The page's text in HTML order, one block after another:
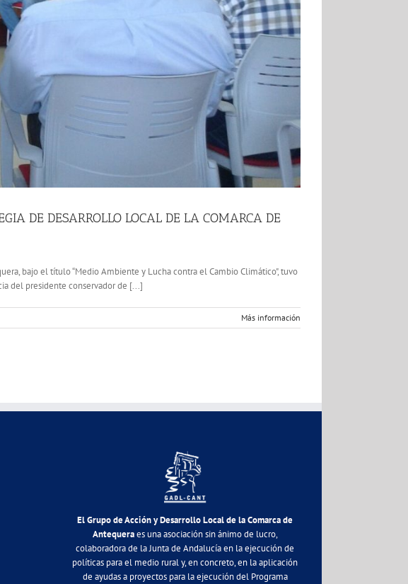
DE DESARROLLO LOCAL DE LA COMARCA DE
bajo el título “Medio Ambiente y Lucha contra el Cambio Climático", tuvo
del presidente conservador de [...]
Más información
El Grupo de Acción y Desarrollo Local de la Comarca de
Antequeraes una asociación sin ánimo de lucro,
colaboradora de la Junta de Andalucía en la ejecución de
políticas para el medio rural y, en concreto, en la aplicación
de ayudas a proyectos para la ejecución del Programa